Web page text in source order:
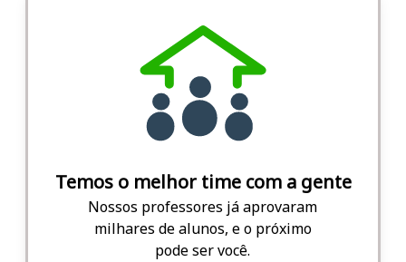
Temos o melhor time com a gente
Nossos professores já aprovaram
milhares de alunos, e o próximo
pode ser você.